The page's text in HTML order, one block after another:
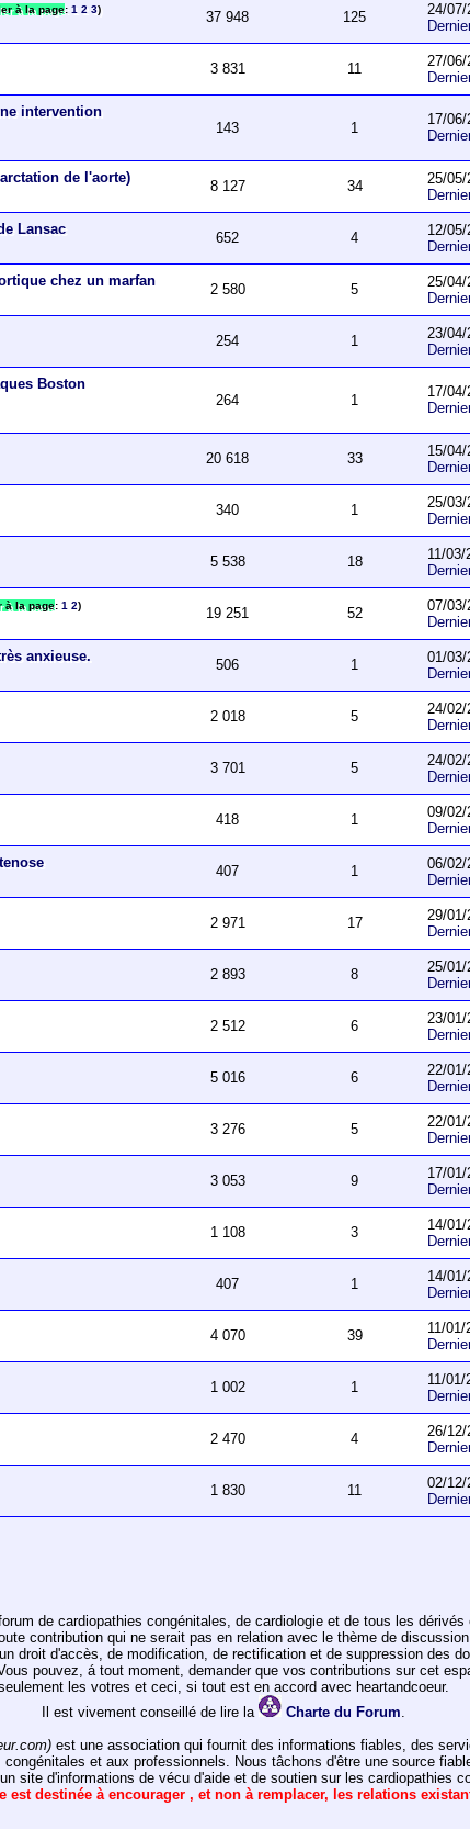
à la page:1 2 3) 37 948 125
24/07/
3 831 11
27/06/
intervention
143 1
17/
de l'aorte) 8 127 34
25/05/
Lansac 652 4
12/
chez un marfan 2 580 5
25/04/
254 1
23/04/
Boston
264 1
17/
20 618 33
15/
340 1
25/03/
5 538 18
11/03/
à la page:1 2) 19 251 52
07/03/
anxieuse. 506 1
01/03/
2 018 5
24/02/
3 701 5
24/02/
418 1
09/02/
407 1
06/02/
2 971 17
29/01/
2 893 8
25/01/
2 512 6
23/01/
5 016 6
22/01/
3 276 5
22/01/
3 053 9
17/
1 108 3
14/
407 1
14/
4 070 39
11/01/
1 002 1
11/01/
2 470 4
26/12/
1 830 11
02/12/
de cardiopathies congénitales, de cardiologie et de tous les dérivés
contribution qui ne serait pas en relation avec le thème de
droit d'accès, de modification, de rectification et de suppression des
pouvez, á tout moment, demander que vos contributions sur cet
les votres et ceci, si tout est en accord avec heartandcoeur.
Il est vivement conseillé de lire la
Charte du Forum.
est une association qui fournit des informations fiables, des
et aux professionnels. Nous tâchons d'être une source
site d'informations de vécu d'aide et de soutien sur les cardiopathies
destinée à encourager , et non à remplacer, les relations